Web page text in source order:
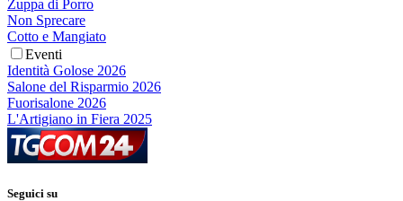
Zuppa di Porro
Non Sprecare
Cotto e Mangiato
Eventi
Identità Golose 2026
Salone del Risparmio 2026
Fuorisalone 2026
L'Artigiano in Fiera 2025
Seguici su